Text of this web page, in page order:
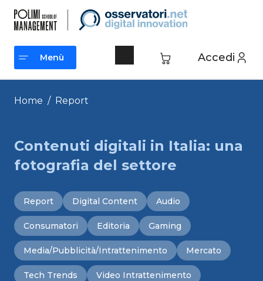
contenuto
Accedi
Menù
Menù
Home / Report
Contenuti digitali in Italia: una
fotografia del settore
Report Digital Content Audio
Consumatori Editoria Gaming
Media/Pubblicità/Intrattenimento Mercato
Tech Trends Video Intrattenimento